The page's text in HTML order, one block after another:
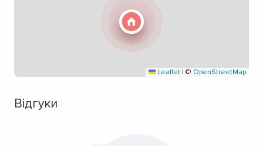
Leaflet | © OpenStreetMap
Відгуки